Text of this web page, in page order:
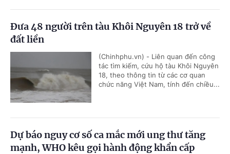
Đưa 48 người trên tàu Khôi Nguyên 18 trở về
đất liền
(Chinhphu.vn) - Liên quan đến công
tác tìm kiếm, cứu hộ tàu Khôi Nguyên
18, theo thông tin từ các cơ quan
chức năng Việt Nam, tính đến chiều...
Dự báo nguy cơ số ca mắc mới ung thư tăng
mạnh, WHO kêu gọi hành động khẩn cấp